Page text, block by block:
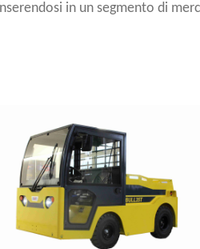
in un segmento di